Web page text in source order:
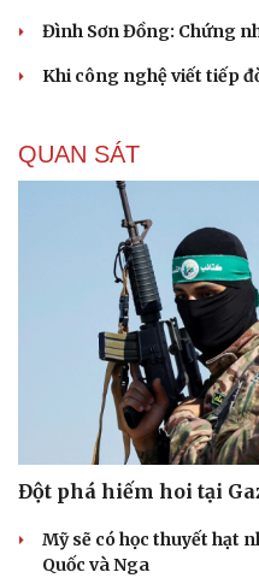
Đình Sơn Đồng: Chứng
Khi công nghệ viết tiếp
QUAN SÁT
Đột phá hiếm hoi tại
Mỹ sẽ có học thuyết hạt
Quốc và Nga